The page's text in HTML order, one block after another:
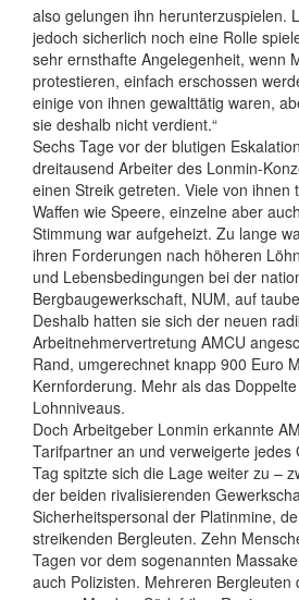
also gelungen ihn herunterzuspielen.
jedoch sicherlich noch eine Rolle
sehr ernsthafte Angelegenheit, wenn
protestieren, einfach erschossen
einige von ihnen gewalttätig waren,
sie deshalb nicht verdient.“
Sechs Tage vor der blutigen
dreitausend Arbeiter des Lonmin-
einen Streik getreten. Viele von ihnen
Waffen wie Speere, einzelne aber
Stimmung war aufgeheizt. Zu lange
ihren Forderungen nach höheren
und Lebensbedingungen bei der
Bergbaugewerkschaft, NUM, auf
Deshalb hatten sie sich der neuen
Arbeitnehmervertretung AMCU
Rand, umgerechnet knapp 900 Euro
Kernforderung. Mehr als das
Lohnniveaus.
Doch Arbeitgeber Lonmin erkannte
Tarifpartner an und verweigerte jedes
Tag spitzte sich die Lage weiter zu –
der beiden rivalisierenden
Sicherheitspersonal der Platinmine,
streikenden Bergleuten. Zehn
Tagen vor dem sogenannten
auch Polizisten. Mehreren Bergleuten